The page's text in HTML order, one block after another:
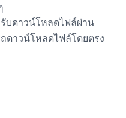
บดาวน์โหลดไฟล์ผ่าน
ดาวน์โหลดไฟล์โดยตรง